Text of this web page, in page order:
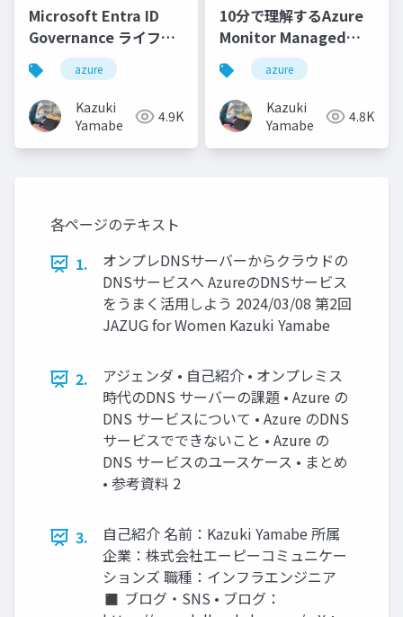
Microsoft Entra ID
Governance ライフサ
イクルワークフローで
ユーザー管理をスッキ
リさせる
azure
Kazuki
Yamabe
4.9K
10分で理解するAzure
Monitor Managed
Service for
Prometheus & Azure
Managed Grafana
azure
Kazuki
Yamabe
4.8K
各ページのテキスト
1.
オンプレDNSサーバーからクラウドの
DNSサービスへ AzureのDNSサービス
をうまく活用しよう 2024/03/08 第2回
JAZUG for Women Kazuki Yamabe
2.
アジェンダ • 自己紹介 • オンプレミス
時代のDNS サーバーの課題 • Azure の
DNS サービスについて • Azure のDNS
サービスでできないこと • Azure の
DNS サービスのユースケース • まとめ
• 参考資料 2
3.
自己紹介 名前：Kazuki Yamabe 所属
企業：株式会社エーピーコミュニケー
ションズ 職種：インフラエンジニア
◼ ブログ・SNS • ブログ：